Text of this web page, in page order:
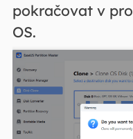
pokračovat v
OS.